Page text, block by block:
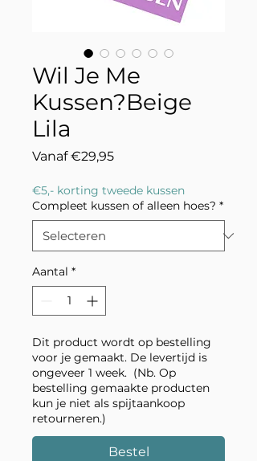
Wil Je Me
Kussen?Beige
Lila
Vanaf€29,95Verkoopprijs
€5,- korting tweede kussen
Compleet kussen of alleen hoes? *
Aantal *
Dit product wordt op bestelling
voor je gemaakt. De levertijd is
ongeveer 1 week. (Nb. Op
bestelling gemaakte producten
kun je niet als spijtaankoop
retourneren.)
Bestel